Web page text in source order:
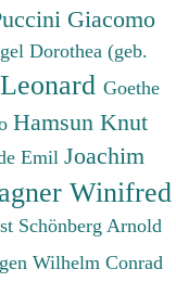
Giacomo
Dorothea (geb.
Goethe
Hamsun Knut
Emil Joachim
Winifred
Schönberg Arnold
Wilhelm Conrad